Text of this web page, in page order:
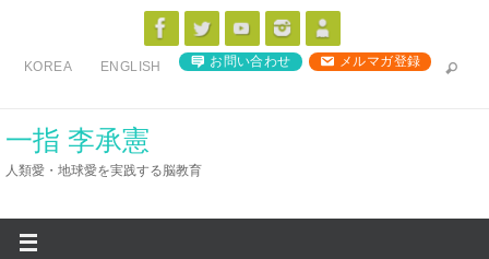
ス
KOREA ENGLISH お問い合わせ メルマガ登録
一指 李承憲
人類愛・地球愛を実践する脳教育